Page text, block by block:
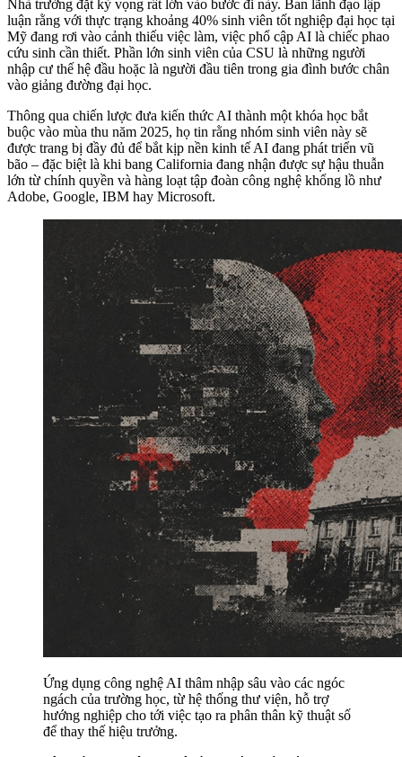
Nhà trường đặt kỳ vọng rất lớn vào bước đi này. Ban lãnh đạo lập
luận rằng với thực trạng khoảng 40% sinh viên tốt nghiệp đại học tại
Mỹ đang rơi vào cảnh thiếu việc làm, việc phổ cập AI là chiếc phao
cứu sinh cần thiết. Phần lớn sinh viên của CSU là những người
nhập cư thế hệ đầu hoặc là người đầu tiên trong gia đình bước chân
vào giảng đường đại học.
Thông qua chiến lược đưa kiến thức AI thành một khóa học bắt
buộc vào mùa thu năm 2025, họ tin rằng nhóm sinh viên này sẽ
được trang bị đầy đủ để bắt kịp nền kinh tế AI đang phát triển vũ
bão – đặc biệt là khi bang California đang nhận được sự hậu thuẫn
lớn từ chính quyền và hàng loạt tập đoàn công nghệ khổng lồ như
Adobe, Google, IBM hay Microsoft.
Ứng dụng công nghệ AI thâm nhập sâu vào các ngóc
ngách của trường học, từ hệ thống thư viện, hỗ trợ
hướng nghiệp cho tới việc tạo ra phân thân kỹ thuật số
để thay thế hiệu trưởng.